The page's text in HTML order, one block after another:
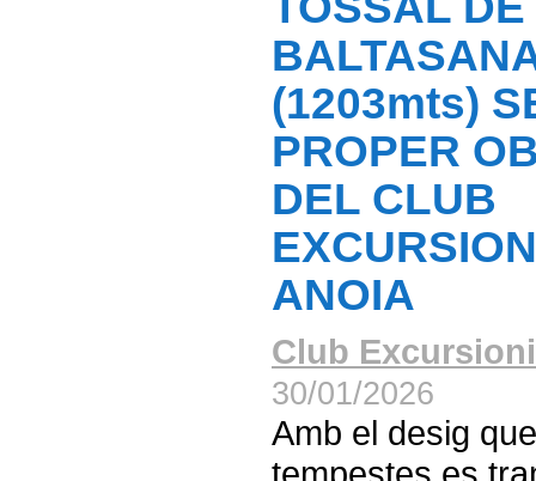
(1203mts)
PROPER
DEL CLUB
ANOIA
Club
30/01/2026
Amb el desig